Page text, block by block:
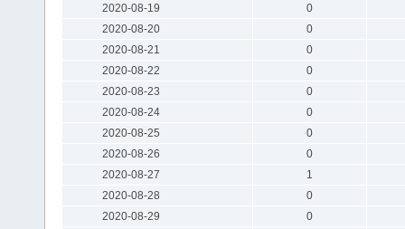
2020-08-19
0
2020-08-20
0
2020-08-21
0
2020-08-22
0
2020-08-23
0
2020-08-24
0
2020-08-25
0
2020-08-26
0
2020-08-27
1
2020-08-28
0
2020-08-29
0